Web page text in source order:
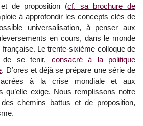
de proposition (cf. sa brochure de
à approfondir les concepts clés de
universalisation, à penser aux
en cours, dans le monde
Le trente-sixième colloque de
de se tenir, consacré à la politique
. D’ores et déjà se prépare une série de
à la crise mondiale et aux
qu’elle exige. Nous remplissons notre
chemins battus et de proposition,